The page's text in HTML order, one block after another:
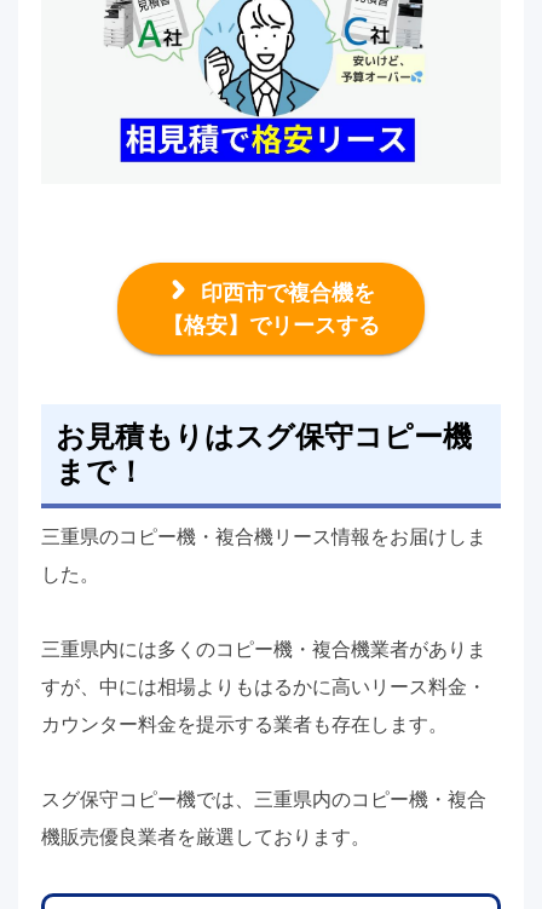
印西市で複合機を
【格安】でリースする
お見積もりはスグ保守コピー機
まで！
三重県のコピー機・複合機リース情報をお届けしま
した。
三重県内には多くのコピー機・複合機業者がありま
すが、中には相場よりもはるかに高いリース料金・
カウンター料金を提示する業者も存在します。
スグ保守コピー機では、三重県内のコピー機・複合
機販売優良業者を厳選しております。